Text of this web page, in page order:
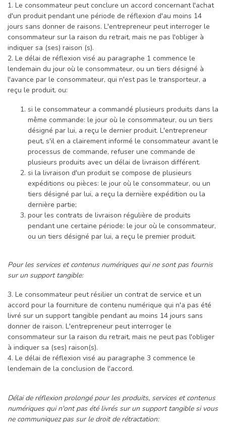
1. Le consommateur peut conclure un accord concernant l'achat
d'un produit pendant une période de réflexion d'au moins 14
jours sans donner de raisons. L'entrepreneur peut interroger le
consommateur sur la raison du retrait, mais ne pas l'obliger à
indiquer sa (ses) raison (s).
2. Le délai de réflexion visé au paragraphe 1 commence le
lendemain du jour où le consommateur, ou un tiers désigné à
l'avance par le consommateur, qui n'est pas le transporteur, a
reçu le produit, ou:
si le consommateur a commandé plusieurs produits dans la
même commande: le jour où le consommateur, ou un tiers
désigné par lui, a reçu le dernier produit. L'entrepreneur
peut, s'il en a clairement informé le consommateur avant le
processus de commande, refuser une commande de
plusieurs produits avec un délai de livraison différent.
si la livraison d'un produit se compose de plusieurs
expéditions ou pièces: le jour où le consommateur, ou un
tiers désigné par lui, a reçu la dernière expédition ou la
dernière partie;
pour les contrats de livraison régulière de produits
pendant une certaine période: le jour où le consommateur,
ou un tiers désigné par lui, a reçu le premier produit.
Pour les services et contenus numériques qui ne sont pas fournis
sur un support tangible:
3. Le consommateur peut résilier un contrat de service et un
accord pour la fourniture de contenu numérique qui n'a pas été
livré sur un support tangible pendant au moins 14 jours sans
donner de raison. L'entrepreneur peut interroger le
consommateur sur la raison du retrait, mais ne peut pas l'obliger
à indiquer sa (ses) raison(s).
4. Le délai de réflexion visé au paragraphe 3 commence le
lendemain de la conclusion de l'accord.
Délai de réflexion prolongé pour les produits, services et contenus
numériques qui n'ont pas été livrés sur un support tangible si vous
ne communiquez pas sur le droit de rétractation: